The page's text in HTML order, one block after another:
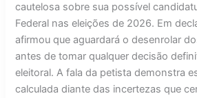
cautelosa sobre sua possível
Federal nas eleições de 2026. Em
afirmou que aguardará o desenrolar
antes de tomar qualquer decisão
eleitoral. A fala da petista demonstra
calculada diante das incertezas que